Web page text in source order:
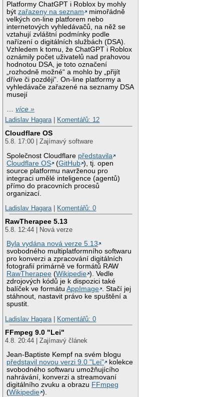
Platformy ChatGPT i Roblox by mohly
býtzařazeny na seznam
mimořádně
velkých on-line platforem nebo
internetových vyhledávačů, na něž se
vztahují zvláštní podmínky podle
nařízení o digitálních službách (DSA).
Vzhledem k tomu, že ChatGPT i Roblox
oznámily počet uživatelů nad prahovou
hodnotou DSA, je toto označení
„rozhodně možné“ a mohlo by „přijít
dříve či později“. On-line platformy a
vyhledávače zařazené na seznamy DSA
musejí
…více »
Ladislav Hagara| Komentářů: 12
Cloudflare OS
5.8. 17:00 | Zajímavý software
Společnost Cloudflare představila
Cloudflare OS
(GitHub ), tj. open
source platformu navrženou pro
integraci umělé inteligence (agentů)
přímo do pracovních procesů
organizací.
Ladislav Hagara| Komentářů: 0
RawTherapee 5.13
5.8. 12:44 | Nová verze
Byla vydána nová verze 5.13
svobodného multiplatformního softwaru
pro konverzi a zpracování digitálních
fotografií primárně ve formátů RAW
RawTherapee (Wikipedie ). Vedle
zdrojových kódů je k dispozici také
balíček ve formátuAppImage . Stačí jej
stáhnout, nastavit právo ke spuštění a
spustit.
Ladislav Hagara| Komentářů: 0
FFmpeg 9.0 "Lei"
4.8. 20:44 | Zajímavý článek
Jean-Baptiste Kempf na svém blogu
představil novou verzi 9.0 "Lei"
kolekce
svobodného softwaru umožňujícího
nahrávání, konverzi a streamovaní
digitálního zvuku a obrazu FFmpeg
(Wikipedie ).